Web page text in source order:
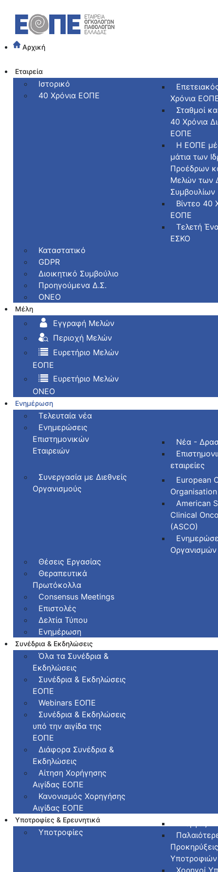
Αρχική
Εταιρεία
Ιστορικό
40 Χρόνια ΕΟΠΕ
Χρόνια
Σταθμοί
40 Χρόνια
ΕΟΠΕ
Η ΕΟΠΕ
μάτια των
Προέδρων
Μελών των
Συμβουλίων
Βίντεο 40
ΕΟΠΕ
Τελετή
ΕΣΚΟ
Καταστατικό
GDPR
Διοικητικό Συμβούλιο
Προηγούμενα Δ.Σ.
ONEO
Μέλη
Εγγραφή Μελών
Περιοχή Μελών
Ευρετήριο Μελών
ΕΟΠΕ
Ευρετήριο Μελών
ΟΝΕΟ
Ενημέρωση
Τελευταία νέα
Ενημερώσεις
Επιστημονικών
Εταιρειών
Νέα -
εταιρείες
Συνεργασία με Διεθνείς
Οργανισμούς
European
American
Clinical
(ASCO)
Οργανισμών
Θέσεις Εργασίας
Θεραπευτικά
Πρωτόκολλα
Consensus Meetings
Επιστολές
Δελτία Τύπου
Ενημέρωση
Συνέδρια & Εκδηλώσεις
Όλα τα Συνέδρια &
Εκδηλώσεις
Συνέδρια & Εκδηλώσεις
ΕΟΠΕ
Webinars ΕΟΠΕ
Συνέδρια & Εκδηλώσεις
υπό την αιγίδα της
ΕΟΠΕ
Διάφορα Συνέδρια &
Εκδηλώσεις
Αίτηση Χορήγησης
Αιγίδας ΕΟΠΕ
Κανονισμός Χορηγήσης
Αιγίδας ΕΟΠΕ
Υποτροφίες & Ερευνητικά
Υποτροφίες
Προκηρύξεις
Υποτροφιών
Χορηγοί